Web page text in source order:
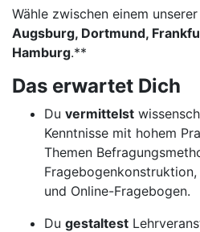
Wähle zwischen einem
Augsburg, Dortmund,
Hamburg.**
Das erwartet Dich
Du vermittelst
Kenntnisse mit hohem
Themen
und Online-Fragebogen.
Du gestaltest